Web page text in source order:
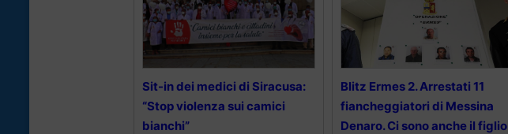
Sit-in dei medici di Siracusa:
“Stop violenza sui camici
bianchi”
Blitz Ermes 2. Arrestati 11
fiancheggiatori di Messina
Denaro. Ci sono anche il figlio